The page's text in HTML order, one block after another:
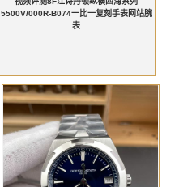
5500V/000R-B074一比一复刻手表网站腕
表